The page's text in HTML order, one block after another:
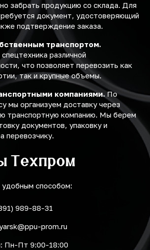
забрать продукцию со склада. Для
документ, удостоверяющий
подтверждение заказа.
транспортом.
различной
что позволяет перевозить как
так и крупные объемы.
компаниями.По
мы организуем доставку через
транспортную компанию. Мы берем
документов, упаковку и
перевозчику.
Техпром
способом:
989-88-31
prom.ru
Пн-Пт 9:00-18:00